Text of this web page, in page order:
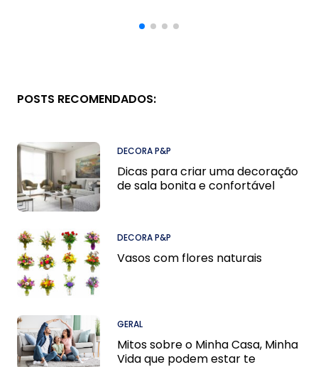
POSTS RECOMENDADOS:
DECORA P&P
Dicas para criar uma decoração
de sala bonita e confortável
DECORA P&P
Vasos com flores naturais
GERAL
Mitos sobre o Minha Casa, Minha
Vida que podem estar te